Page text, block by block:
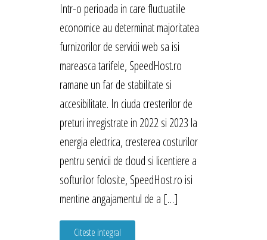
Intr-o perioada in care fluctuatiile
economice au determinat majoritatea
furnizorilor de servicii web sa isi
mareasca tarifele, SpeedHost.ro
ramane un far de stabilitate si
accesibilitate. In ciuda cresterilor de
preturi inregistrate in 2022 si 2023 la
energia electrica, cresterea costurilor
pentru servicii de cloud si licentiere a
softurilor folosite, SpeedHost.ro isi
mentine angajamentul de a […]
Citeste integral